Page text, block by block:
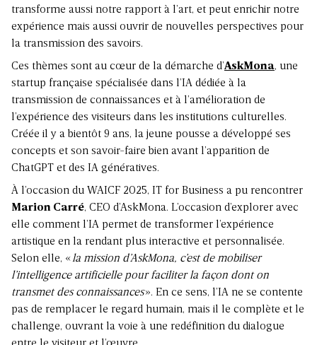
transforme aussi notre rapport à l’art, et peut enrichir notre
expérience mais aussi ouvrir de nouvelles perspectives pour
la transmission des savoirs.
Ces thèmes sont au cœur de la démarche d’AskMona, une
startup française spécialisée dans l’IA dédiée à la
transmission de connaissances et à l’amélioration de
l’expérience des visiteurs dans les institutions culturelles.
Créée il y a bientôt 9 ans, la jeune pousse a développé ses
concepts et son savoir-faire bien avant l’apparition de
ChatGPT et des IA génératives.
À l’occasion du WAICF 2025, IT for Business a pu rencontrer
Marion Carré, CEO d’AskMona. L’occasion d’explorer avec
elle comment l’IA permet de transformer l’expérience
artistique en la rendant plus interactive et personnalisée.
Selon elle, «la mission d’AskMona, c’est de mobiliser
l’intelligence artificielle pour faciliter la façon dont on
transmet des connaissances». En ce sens, l’IA ne se contente
pas de remplacer le regard humain, mais il le complète et le
challenge, ouvrant la voie à une redéfinition du dialogue